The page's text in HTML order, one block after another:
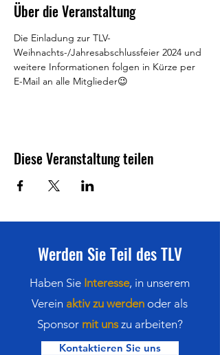
Über die Veranstaltung
Die Einladung zur TLV-
Weihnachts-/Jahresabschlussfeier 2024 und
weitere Informationen folgen in Kürze per
E-Mail an alle Mitglieder😉
Diese Veranstaltung teilen
Werden Sie Teil des TLV
Haben Sie Interesse, in unserem
Verein aktiv zu werden oder als
Sponsor mit unszu arbeiten?
Kontaktieren Sie uns